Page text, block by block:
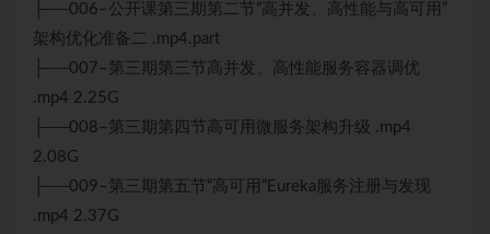
├──006–公开课第三期第二节“高并发、高性能与高可用”
架构优化准备二 .mp4.part
├──007–第三期第三节高并发、高性能服务容器调优
.mp4 2.25G
├──008–第三期第四节高可用 微服务架构升级 .mp4
2.08G
├──009–第三期第五节“高可用”Eureka服务注册与发现
.mp4 2.37G